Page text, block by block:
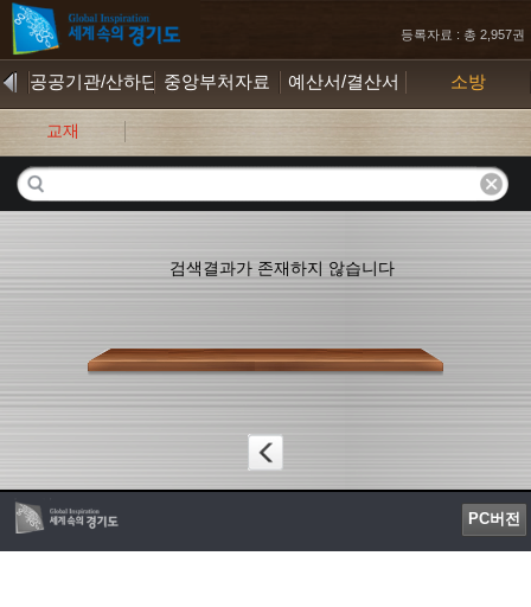
등록자료 : 총 2,957권
공공기관/산하단체중앙부처자료 예산서/결산서 소방
교재
검색결과가 존재하지 않습니다
PC버전